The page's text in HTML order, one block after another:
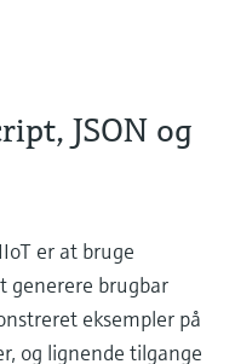
JSON og
er at bruge
generere brugbar
eksempler på
og lignende tilgange